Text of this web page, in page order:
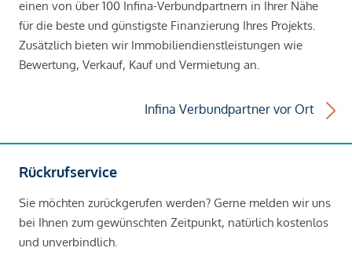
einen von über 100 Infina-Verbundpartnern in Ihrer Nähe
für die beste und günstigste Finanzierung Ihres Projekts.
Zusätzlich bieten wir Immobiliendienstleistungen wie
Bewertung, Verkauf, Kauf und Vermietung an.
Infina Verbundpartner vor Ort
Rückrufservice
Sie möchten zurückgerufen werden? Gerne melden wir uns
bei Ihnen zum gewünschten Zeitpunkt, natürlich kostenlos
und unverbindlich.